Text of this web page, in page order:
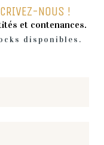
NOUS !
et contenances.
disponibles.